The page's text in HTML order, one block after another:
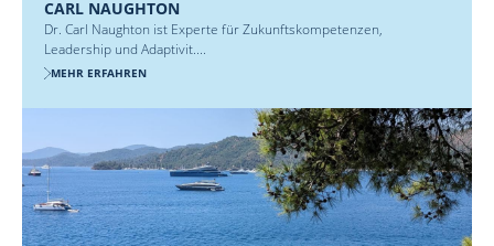
CARL NAUGHTON
Dr. Carl Naughton ist Experte für Zukunftskompetenzen,
Leadership und Adaptivit....
MEHR ERFAHREN